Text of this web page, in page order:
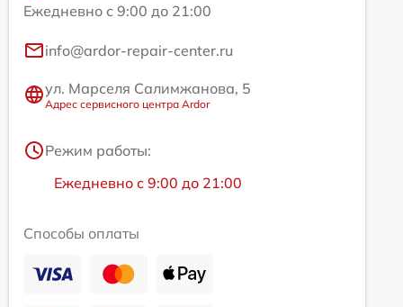
Ежедневно с 9:00 до 21:00
info@ardor-repair-center.ru
ул. Марселя Салимжанова, 5
Адрес сервисного центра Ardor
Режим работы:
Ежедневно с 9:00 до 21:00
Способы оплаты